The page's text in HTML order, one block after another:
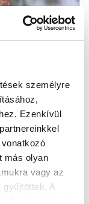
személyre
Ezenkívül
más olyan
vagy az
A